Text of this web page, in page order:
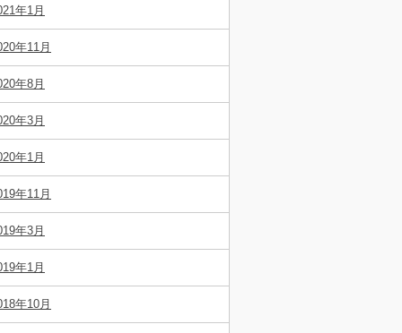
年1月
年11月
年8月
年3月
年1月
年11月
年3月
年1月
年10月